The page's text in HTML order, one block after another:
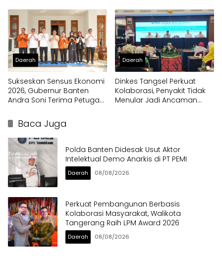
Daerah
Sukseskan Sensus Ekonomi
2026, Gubernur Banten
Andra Soni Terima Petugas
Daerah
Dinkes Tangsel Perkuat
Kolaborasi, Penyakit Tidak
Menular Jadi Ancaman
Baca Juga
Polda Banten Didesak Usut Aktor
Intelektual Demo Anarkis di PT PEMI
Daerah 08/08/2026
Perkuat Pembangunan Berbasis
Kolaborasi Masyarakat, Walikota
Tangerang Raih LPM Award 2026
Daerah 08/08/2026